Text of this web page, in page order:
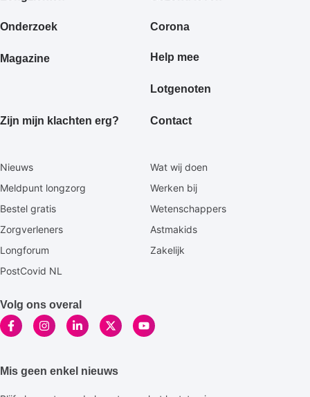
Onderzoek Corona
Magazine Help mee
Lotgenoten
Zijn mijn klachten erg? Contact
Secundaire
Nieuws
Wat wij doen
Meldpunt longzorg
Werken bij
Bestel gratis
Wetenschappers
Zorgverleners
Astmakids
Longforum
Zakelijk
PostCovid NL
Volg ons overal
Mis geen enkel nieuws